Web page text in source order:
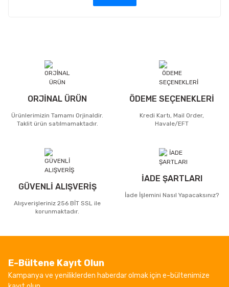
ORJİNAL ÜRÜN
Ürünlerimizin Tamamı Orjinaldir.
Taklit ürün satılmamaktadır.
ÖDEME SEÇENEKLERİ
Kredi Kartı, Mail Order,
Havale/EFT
GÜVENLİ ALIŞVERİŞ
Alışverişleriniz 256 BİT SSL ile
korunmaktadır.
İADE ŞARTLARI
İade İşlemini Nasıl Yapacaksınız?
E-Bültene Kayıt Olun
Kampanya ve yeniliklerden haberdar olmak için e-bültenimize